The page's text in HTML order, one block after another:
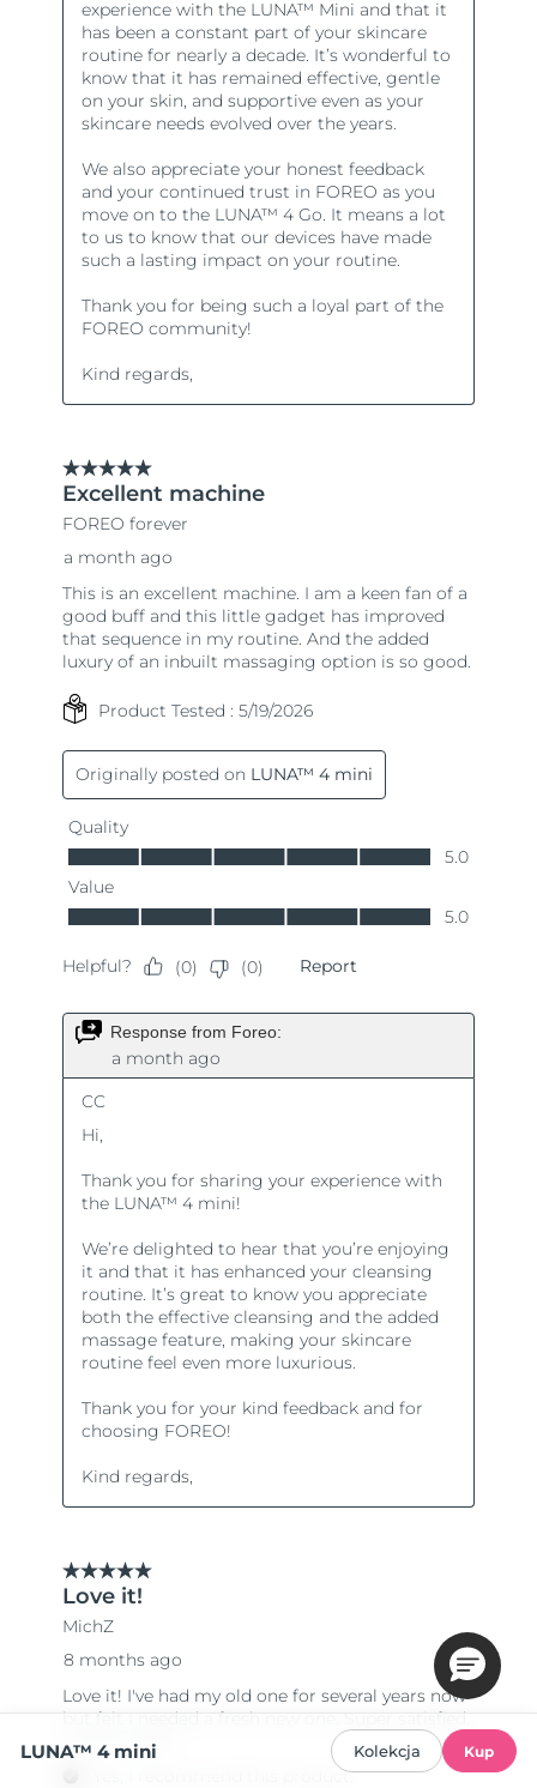
LUNA™ 4 mini Kolekcja Kup